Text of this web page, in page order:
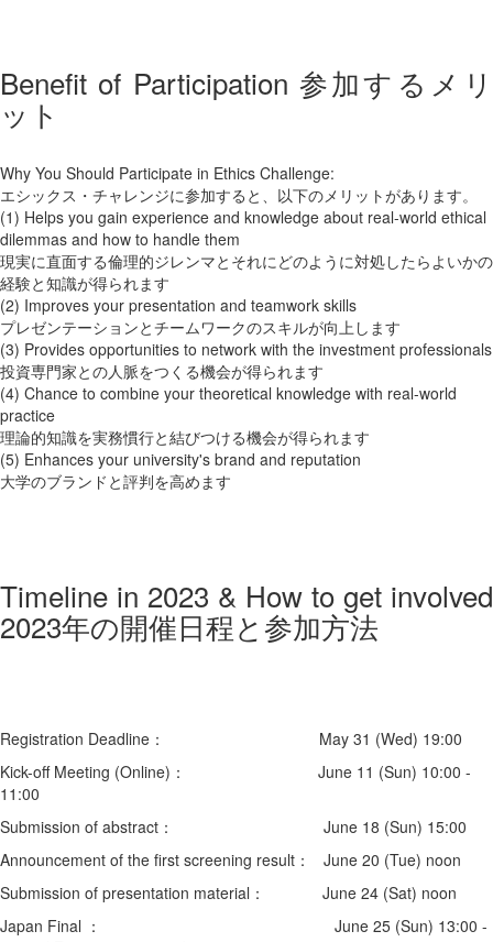
Benefit of Participation 参加するメリ
ット
Why You Should Participate in Ethics Challenge:
エシックス・チャレンジに参加すると、以下のメリットがあります。
(1) Helps you gain experience and knowledge about real-world ethical
dilemmas and how to handle them
現実に直面する倫理的ジレンマとそれにどのように対処したらよいかの
経験と知識が得られます
(2) Improves your presentation and teamwork skills
プレゼンテーションとチームワークのスキルが向上します
(3) Provides opportunities to network with the investment professionals
投資専門家との人脈をつくる機会が得られます
(4) Chance to combine your theoretical knowledge with real-world
practice
理論的知識を実務慣行と結びつける機会が得られます
(5) Enhances your university's brand and reputation
大学のブランドと評判を高めます
Timeline in 2023 & How to get involved
2023年の開催日程と参加方法
Registration Deadline： May 31 (Wed) 19:00
Kick-off Meeting (Online)： June 11 (Sun) 10:00 -
11:00
Submission of abstract： June 18 (Sun) 15:00
Announcement of the first screening result： June 20 (Tue) noon
Submission of presentation material： June 24 (Sat) noon
Japan Final ： June 25 (Sun) 13:00 -